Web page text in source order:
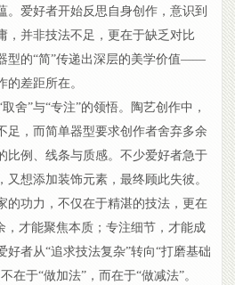
。爱好者开始反思自身创作，意识到
，并非技法不足，更在于缺乏对比
型的“简”传递出深层的美学价值——
的差距所在。
舍”与“专注”的领悟。陶艺创作中，
足，而简单器型要求创作者舍弃多余
比例、线条与质感。不少爱好者急于
想添加装饰元素，最终顾此失彼。
的功力，不仅在于精湛的技法，更在
才能聚焦本质；专注细节，才能成
好者从“追求技法复杂”转向“打磨基础
在于“做加法”，而在于“做减法”。